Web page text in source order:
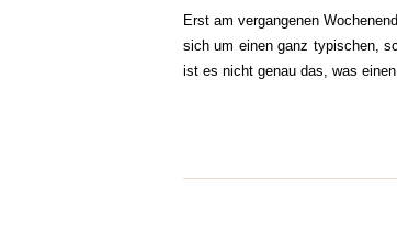
Erst am vergangenen
sich um einen ganz typischen,
ist es nicht genau das, was